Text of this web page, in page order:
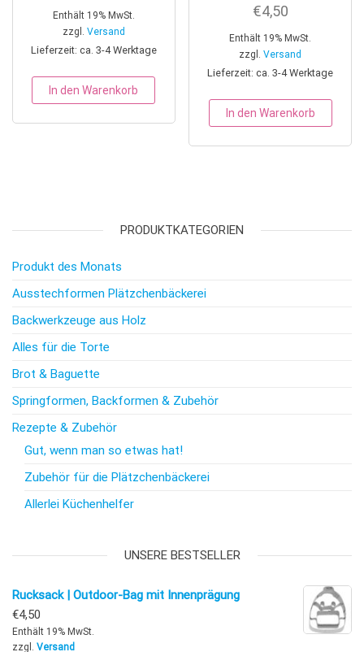
Enthält 19% MwSt.
zzgl. Versand
Lieferzeit: ca. 3-4 Werktage
In den Warenkorb
€4,50
Enthält 19% MwSt.
zzgl.Versand
Lieferzeit: ca. 3-4 Werktage
In den Warenkorb
PRODUKTKATEGORIEN
Produkt des Monats
Ausstechformen Plätzchenbäckerei
Backwerkzeuge aus Holz
Alles für die Torte
Brot & Baguette
Springformen, Backformen & Zubehör
Rezepte & Zubehör
Gut, wenn man so etwas hat!
Zubehör für die Plätzchenbäckerei
Allerlei Küchenhelfer
UNSERE BESTSELLER
Rucksack | Outdoor-Bag mit Innenprägung
€4,50
Enthält 19% MwSt.
zzgl. Versand